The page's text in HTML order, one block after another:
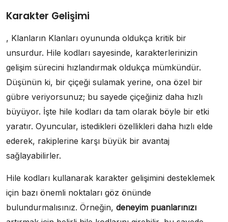
Karakter Gelişimi
, Klanların Klanları oyununda oldukça kritik bir
unsurdur. Hile kodları sayesinde, karakterlerinizin
gelişim sürecini hızlandırmak oldukça mümkündür.
Düşünün ki, bir çiçeği sulamak yerine, ona özel bir
gübre veriyorsunuz; bu sayede çiçeğiniz daha hızlı
büyüyor. İşte hile kodları da tam olarak böyle bir etki
yaratır. Oyuncular, istedikleri özellikleri daha hızlı elde
ederek, rakiplerine karşı büyük bir avantaj
sağlayabilirler.
Hile kodları kullanarak karakter gelişimini desteklemek
için bazı önemli noktaları göz önünde
bulundurmalısınız. Örneğin, deneyim puanlarınızı